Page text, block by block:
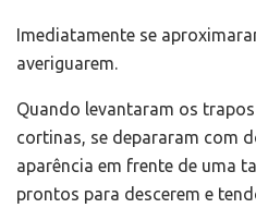
Imediatamente se
averiguarem.
Quando levantaram os
cortinas, se depararam com
aparência em frente de uma
prontos para descerem e